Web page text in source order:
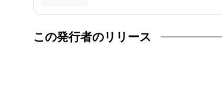
この発行者のリリース